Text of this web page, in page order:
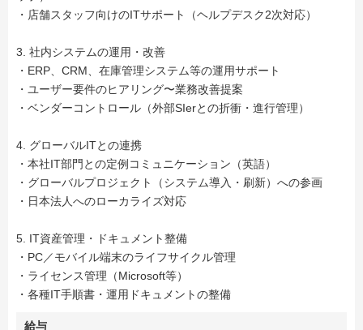
・店舗スタッフ向けのITサポート（ヘルプデスク2次対応）
3. 社内システムの運用・改善
・ERP、CRM、在庫管理システム等の運用サポート
・ユーザー要件のヒアリング〜業務改善提案
・ベンダーコントロール（外部SIerとの折衝・進行管理）
4. グローバルITとの連携
・本社IT部門との定例コミュニケーション（英語）
・グローバルプロジェクト（システム導入・刷新）への参画
・日本法人へのローカライズ対応
5. IT資産管理・ドキュメント整備
・PC／モバイル端末のライフサイクル管理
・ライセンス管理（Microsoft等）
・各種IT手順書・運用ドキュメントの整備
給与